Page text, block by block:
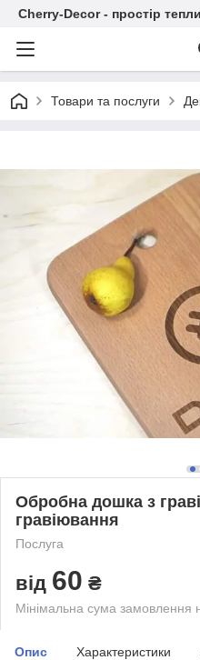
Cherry-Decor - простір
Товари та послуги
Обробна дошка з
гравіювання
Послуга
від 60 ₴
Мінімальна сума замовлення
Опис Характеристики